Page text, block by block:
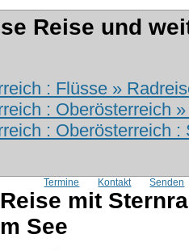
Reise und
: Flüsse »
: Oberösterreich
: Oberösterreich
Termine Kontakt Senden
mit
See